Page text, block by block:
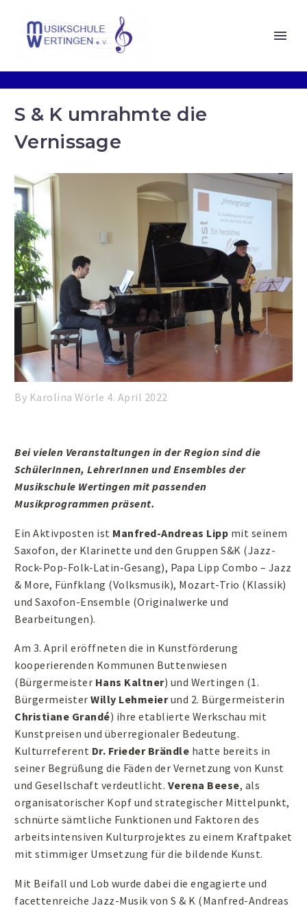
S & K umrahmte die
Vernissage
By Karolina Wörle 4. April 2022
Bei vielen Veranstaltungen in der Region sind die
SchülerInnen, LehrerInnen und Ensembles der
Musikschule Wertingen mit passenden
Musikprogrammen präsent.
Ein Aktivposten ist Manfred-Andreas Lipp mit seinem
Saxofon, der Klarinette und den Gruppen S&K (Jazz-
Rock-Pop-Folk-Latin-Gesang), Papa Lipp Combo – Jazz
& More, Fünfklang (Volksmusik), Mozart-Trio (Klassik)
und Saxofon-Ensemble (Originalwerke und
Bearbeitungen).
Am 3. April eröffneten die in Kunstförderung
kooperierenden Kommunen Buttenwiesen
(Bürgermeister Hans Kaltner) und Wertingen (1.
Bürgermeister Willy Lehmeierund 2. Bürgermeisterin
Christiane Grandé) ihre etablierte Werkschau mit
Kunstpreisen und überregionaler Bedeutung.
Kulturreferent Dr. Frieder Brändle hatte bereits in
seiner Begrüßung die Fäden der Vernetzung von Kunst
und Gesellschaft verdeutlicht. Verena Beese, als
organisatorischer Kopf und strategischer Mittelpunkt,
schnürte sämtliche Funktionen und Faktoren des
arbeitsintensiven Kulturprojektes zu einem Kraftpaket
mit stimmiger Umsetzung für die bildende Kunst.
Mit Beifall und Lob wurde dabei die engagierte und
facettenreiche Jazz-Musik von S & K (Manfred-Andreas